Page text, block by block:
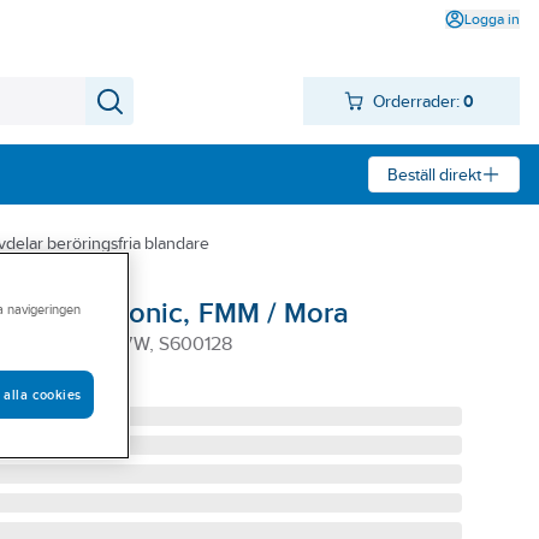
Logga in
Orderrader: 0
Beställ direkt
beröringsfria blandare
Tronic, FMM / Mora
12V 7W, S600128
navigeringen
alla cookies